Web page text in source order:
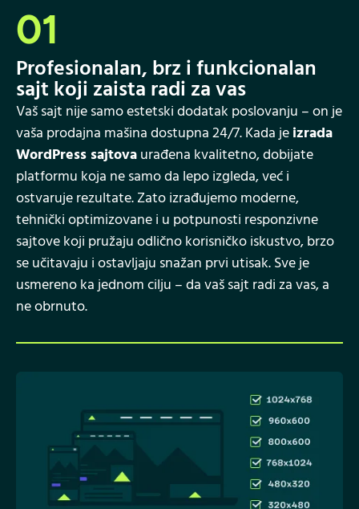
01
Profesionalan, brz i funkcionalan
sajt koji zaista radi za vas
Vaš sajt nije samo estetski dodatak poslovanju – on je
vaša prodajna mašina dostupna 24/7. Kada jeizrada
WordPress sajtovaurađena kvalitetno, dobijate
platformu koja ne samo da lepo izgleda, već i
ostvaruje rezultate. Zato izrađujemo moderne,
tehnički optimizovane i u potpunosti responzivne
sajtove koji pružaju odlično korisničko iskustvo, brzo
se učitavaju i ostavljaju snažan prvi utisak. Sve je
usmereno ka jednom cilju – da vaš sajt radi za vas, a
ne obrnuto.